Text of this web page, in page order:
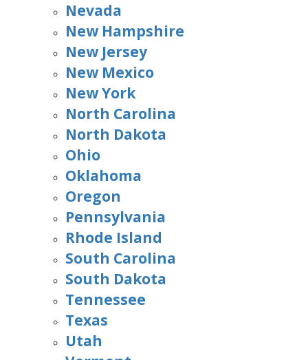
Nevada
New Hampshire
New Jersey
New Mexico
New York
North Carolina
North Dakota
Ohio
Oklahoma
Oregon
Pennsylvania
Rhode Island
South Carolina
South Dakota
Tennessee
Texas
Utah